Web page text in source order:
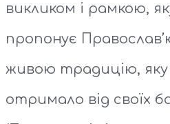
викликом і рамкою,
пропонує
живою традицію, яку
отримало від своїх